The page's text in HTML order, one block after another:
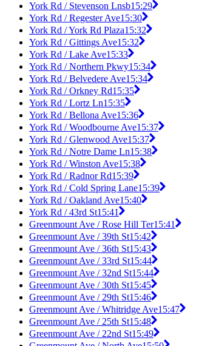
York Rd / Stevenson Lnsb15:29
York Rd / Regester Ave15:30
York Rd / York Rd Plaza15:32
York Rd / Gittings Ave15:32
York Rd / Lake Ave15:33
York Rd / Northern Pkwy15:34
York Rd / Belvedere Ave15:34
York Rd / Orkney Rd15:35
York Rd / Lortz Ln15:35
York Rd / Bellona Ave15:36
York Rd / Woodbourne Ave15:37
York Rd / Glenwood Ave15:37
York Rd / Notre Dame Ln15:38
York Rd / Winston Ave15:38
York Rd / Radnor Rd15:39
York Rd / Cold Spring Lane15:39
York Rd / Oakland Ave15:40
York Rd / 43rd St15:41
Greenmount Ave / Rose Hill Ter15:41
Greenmount Ave / 39th St15:42
Greenmount Ave / 36th St15:43
Greenmount Ave / 33rd St15:44
Greenmount Ave / 32nd St15:44
Greenmount Ave / 30th St15:45
Greenmount Ave / 29th St15:46
Greenmount Ave / Whitridge Ave15:47
Greenmount Ave / 25th St15:48
Greenmount Ave / 22nd St15:49